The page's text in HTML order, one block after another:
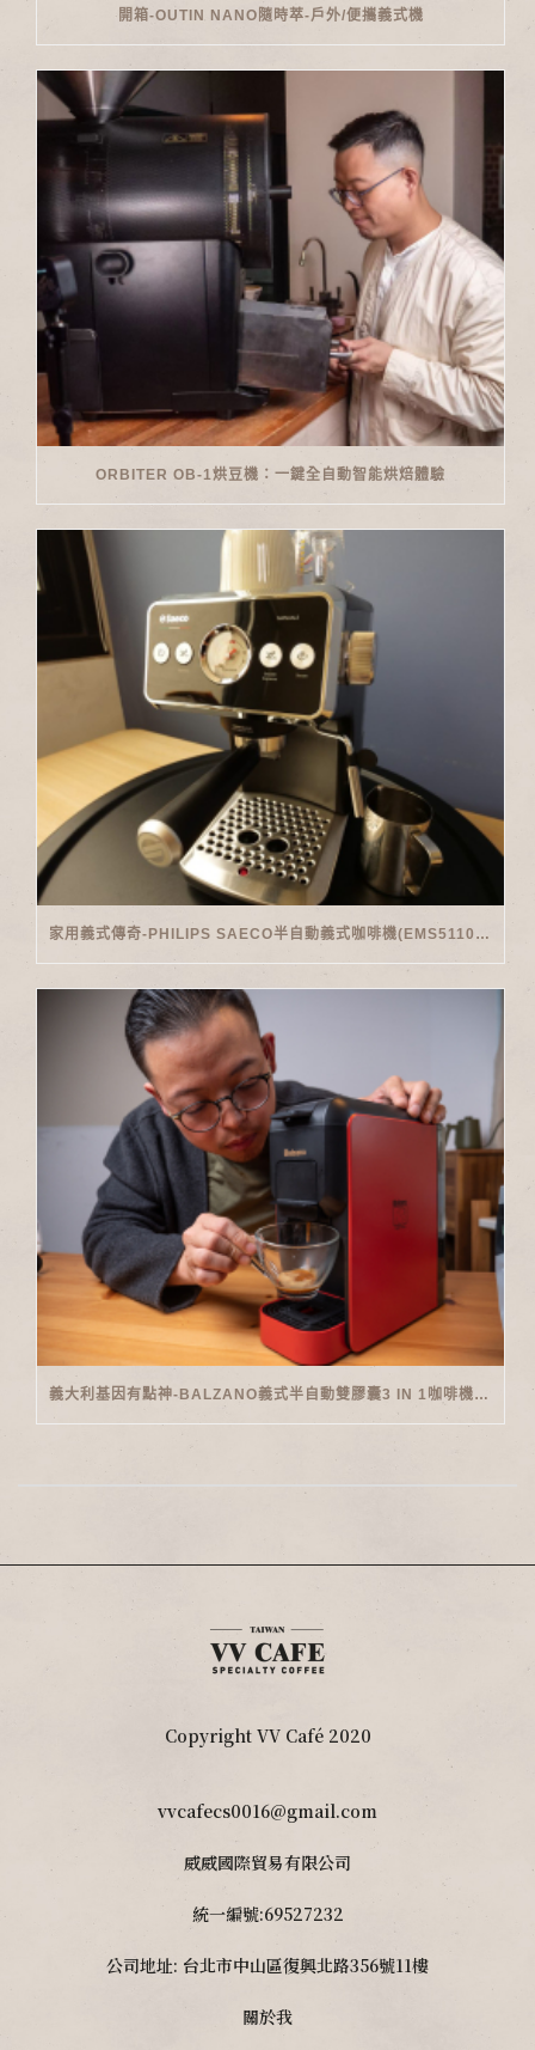
開箱-OUTIN NANO隨時萃-戶外/便攜義式機
ORBITER OB-1烘豆機：一鍵全自動智能烘焙體驗
家用義式傳奇-PHILIPS SAECO半自動義式咖啡機(EMS5110)開箱
義大利基因有點神-BALZANO義式半自動雙膠囊3 IN 1咖啡機開箱
Copyright VV Café 2020
vvcafecs0016@gmail.com
威威國際貿易有限公司
統一編號:69527232
公司地址: 台北市中山區復興北路356號11樓
關於我